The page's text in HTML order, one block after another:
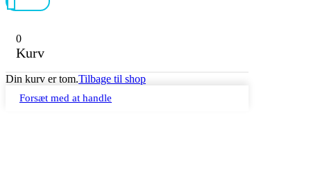
0
Kurv
Din kurv er tom.Tilbage til shop
Forsæt med at handle